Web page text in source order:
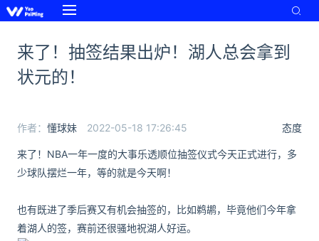
来了！抽签结果出炉！湖人总会拿到
状元的！
态度
作者： 懂球妹 2022-05-18 17:26:45
来了！NBA一年一度的大事乐透顺位抽签仪式今天正式进行，多
少球队摆烂一年，等的就是今天啊！
也有既进了季后赛又有机会抽签的，比如鹈鹕，毕竟他们今年拿
着湖人的签，赛前还很骚地祝湖人好运。